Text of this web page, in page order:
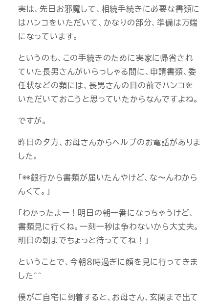
実は、先日お邪魔して、相続手続きに必要な書類に
はハンコをいただいて、かなりの部分、準備は万端
になっています。
というのも、この手続きのために実家に帰省され
ていた長男さんがいらっしゃる間に、申請書類、委
任状などの類には、長男さんの目の前でハンコを
いただいておこうと思っていたからなんですよね。
ですが。
昨日の夕方、お母さんからヘルプのお電話がありま
した。
「◉◉銀行から書類が届いたんやけど、な〜んわから
んくて。」
「わかったよー！明日の朝一番になっちゃうけど、
書類見に行くね。一刻一秒は争わないから大丈夫。
明日の朝までちょっと待っててね！」
ということで、今朝８時過ぎに顔を見に行ってきま
した＾＾
僕がご自宅に到着すると、お母さん、玄関まで出て